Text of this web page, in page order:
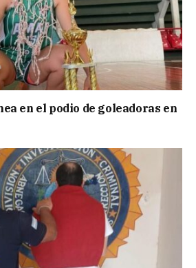
en el podio de goleadoras en